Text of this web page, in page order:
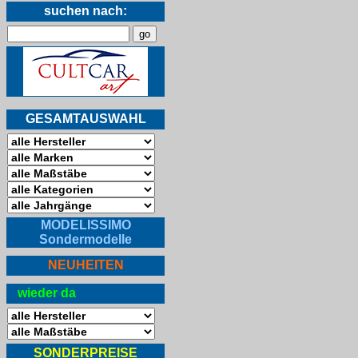
suchen nach:
GESAMTAUSWAHL
MODELISSIMO
Sondermodelle
NEUHEITEN
wieder da
SONDERPREISE